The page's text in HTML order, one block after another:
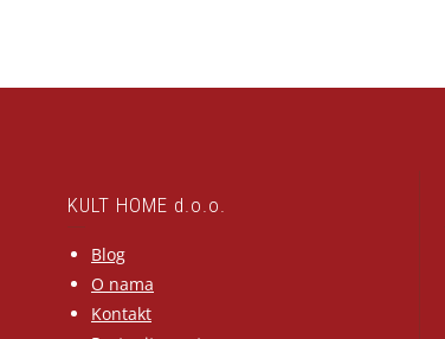
KULT HOME d.o.o.
Blog
O nama
Kontakt